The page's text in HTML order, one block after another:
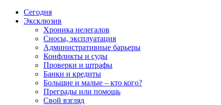
Сегодня
Эксклюзив
Хроника нелегалов
Сносы, эксплуатация
Административные барьеры
Конфликты и суды
Проверки и штрафы
Банки и кредиты
Большие и малые – кто кого?
Преграды или помощь
Свой взгляд